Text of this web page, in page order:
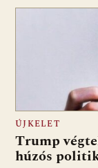
ÚJKELET
Trump
húzós